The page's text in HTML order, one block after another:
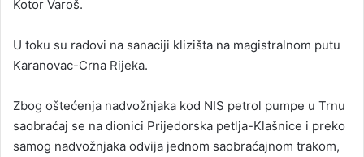
Kotor Varoš.
U toku su radovi na sanaciji klizišta na magistralnom putu
Karanovac-Crna Rijeka.
Zbog oštećenja nadvožnjaka kod NIS petrol pumpe u Trnu
saobraćaj se na dionici Prijedorska petlja-Klašnice i preko
samog nadvožnjaka odvija jednom saobraćajnom trakom,